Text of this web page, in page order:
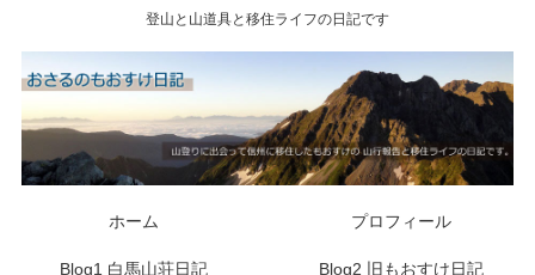
登山と山道具と移住ライフの日記です
ホーム プロフィール
Blog1 白馬山荘日記 Blog2 旧もおすけ日記